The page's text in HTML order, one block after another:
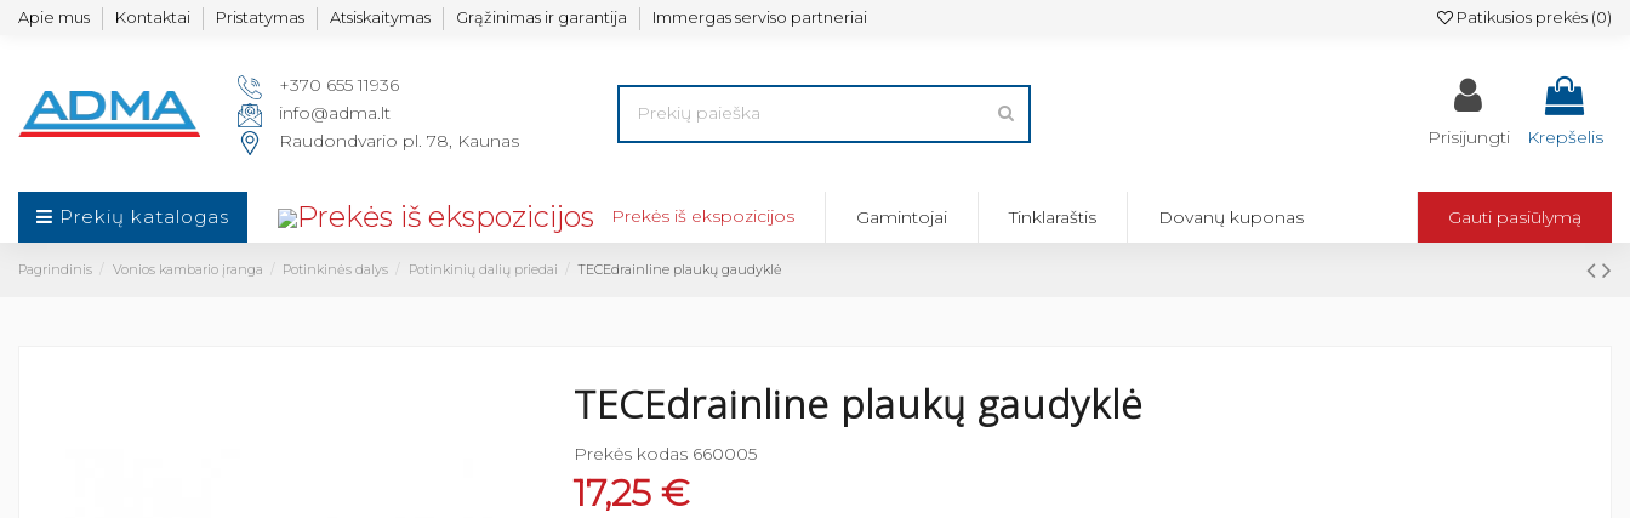
Apie mus Kontaktai Pristatymas Atsiskaitymas Grąžinimas ir garantija Immergas serviso partneriai Patikusios prekės (0)
+370 655 11936
info@adma.lt
Raudondvario pl. 78, Kaunas
Prisijungti Krepšelis
Prekių katalogas Prekės iš ekspozicijos Gamintojai Tinklaraštis Dovanų kuponas Gauti pasiūlymą
Pagrindinis Vonios kambario įranga Potinkinės dalys Potinkinių dalių priedai TECEdrainline plaukų gaudyklė
TECEdrainline plaukų gaudyklė
Prekės kodas 660005
17,25 €